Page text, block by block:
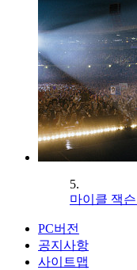
5.
마이클 잭
PC버전
공지사항
사이트맵